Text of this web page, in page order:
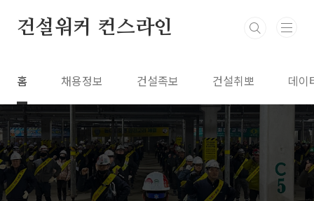
건설워커 컨스라인
홈 채용정보 건설족보 건설취뽀 데이